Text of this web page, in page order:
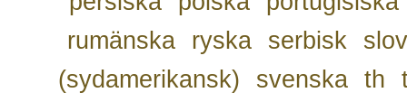
rumänska
ryska serbisk
(sydamerikansk)
svenska th